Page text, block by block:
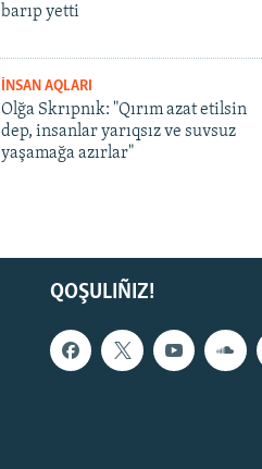
barıp yetti
İNSAN AQLARI
Olğa Skrıpnık: "Qırım azat etilsin
dep, insanlar yarıqsız ve suvsuz
yaşamağa azırlar"
QOŞULIÑIZ!